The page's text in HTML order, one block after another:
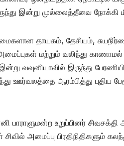
இன்று முல்லைத்தீவை நோக்கி
தாயகம், தேசியம்,
மற்றும் வலிந்து
இன்று வவுனியாவில் இருந்து
ஊர்வலத்தை ஆரம்பித்து புதிய
பாராளுமன்ற உறுப்பினர்
அமைப்பு பிரதிநிதிகளும்